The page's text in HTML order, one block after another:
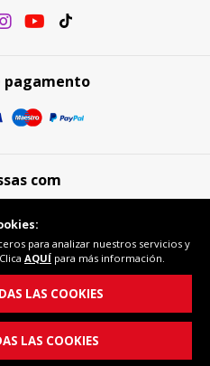
pagamento
com
segura
para analizar nuestros servicios y
AQUÍ para más información.
LAS COOKIES
LAS COOKIES